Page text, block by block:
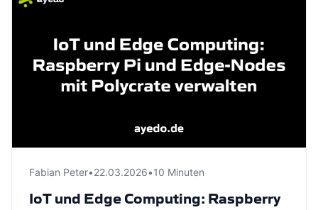
Fabian Peter•22.03.2026•10 Minuten
IoT und Edge Computing: Raspberry